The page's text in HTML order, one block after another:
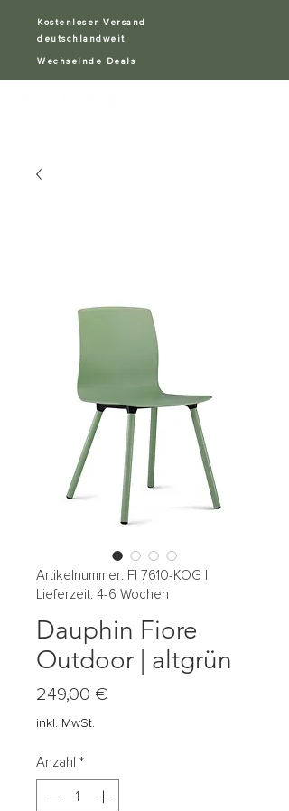
Kostenloser Versand
deutschlandweit
Wechselnde Deals
Artikelnummer: FI 7610-KOG |
Lieferzeit: 4-6 Wochen
Dauphin Fiore
Outdoor | altgrün
249,00 €Preis
inkl. MwSt.
Anzahl *